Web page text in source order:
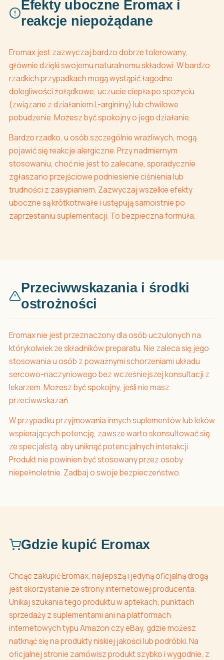
Efekty uboczne Eromax i
reakcje niepożądane
Eromax jest zazwyczaj bardzo dobrze tolerowany,
głównie dzięki swojemu naturalnemu składowi. W bardzo
rzadkich przypadkach mogą wystąpić łagodne
dolegliwości żołądkowe, uczucie ciepła po spożyciu
(związane z działaniem L-argininy) lub chwilowe
pobudzenie. Możesz być spokojny o jego działanie.
Bardzo rzadko, u osób szczególnie wrażliwych, mogą
pojawić się reakcje alergiczne. Przy nadmiernym
stosowaniu, choć nie jest to zalecane, sporadycznie
zgłaszano przejściowe podniesienie ciśnienia lub
trudności z zasypianiem. Zazwyczaj wszelkie efekty
uboczne są krótkotrwałe i ustępują samoistnie po
zaprzestaniu suplementacji. To bezpieczna formuła.
Przeciwwskazania i środki
ostrożności
Eromax nie jest przeznaczony dla osób uczulonych na
którykolwiek ze składników preparatu. Nie zaleca się jego
stosowania u osób z poważnymi schorzeniami układu
sercowo-naczyniowego bez wcześniejszej konsultacji z
lekarzem. Możesz być spokojny, jeśli nie masz
przeciwwskazań.
W przypadku przyjmowania innych suplementów lub leków
wspierających potencję, zawsze warto skonsultować się
ze specjalistą, aby uniknąć potencjalnych interakcji.
Produkt nie powinien być stosowany przez osoby
niepełnoletnie. Zadbaj o swoje bezpieczeństwo.
Gdzie kupić Eromax
Chcąc zakupić Eromax, najlepszą i jedyną oficjalną drogą
jest skorzystanie ze strony internetowej producenta.
Unikaj szukania tego produktu w aptekach, punktach
sprzedaży z suplementami ani na platformach
internetowych typu Amazon czy eBay, gdzie możesz
natknąć się na produkty niskiej jakości lub podróbki. Na
oficjalnej stronie zamówisz produkt szybko i wygodnie, z